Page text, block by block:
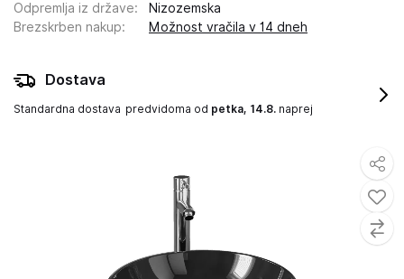
Odpremlja iz države:
Nizozemska
Brezskrben nakup: Možnost vračila v 14 dneh
Dostava
Standardna dostava predvidoma od petka, 14.8. naprej